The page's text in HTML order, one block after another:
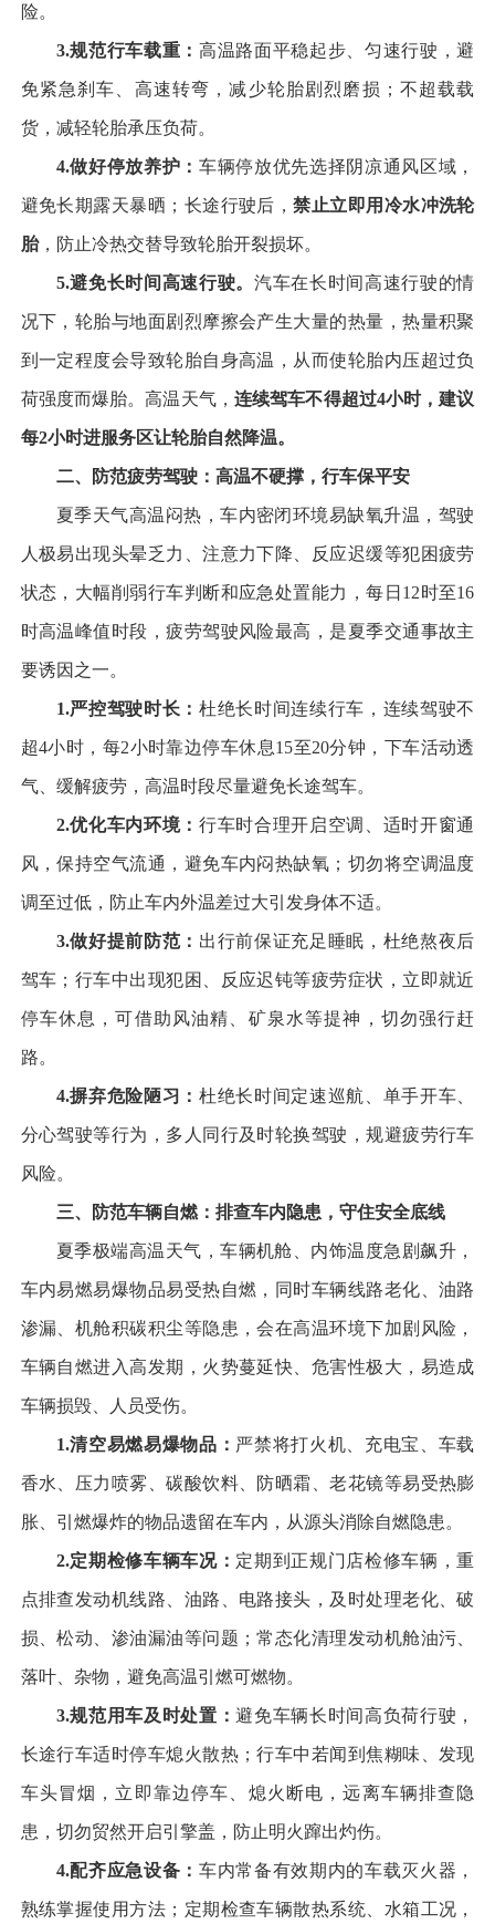
险。
3.规范行车载重： 高温路面平稳起步、匀速行驶，避
免紧急刹车、高速转弯，减少轮胎剧烈磨损；不超载载
货，减轻轮胎承压负荷。
4.做好停放养护： 车辆停放优先选择阴凉通风区域，
避免长期露天暴晒；长途行驶后，禁止立即用冷水冲洗轮
胎，防止冷热交替导致轮胎开裂损坏。
5.避免长时间高速行驶。 汽车在长时间高速行驶的情
况下，轮胎与地面剧烈摩擦会产生大量的热量，热量积聚
到一定程度会导致轮胎自身高温，从而使轮胎内压超过负
荷强度而爆胎。高温天气， 连续驾车不得超过4小时，建议
每2小时进服务区让轮胎自然降温。
二、防范疲劳驾驶：高温不硬撑，行车保平安
夏季天气高温闷热，车内密闭环境易缺氧升温，驾驶
人极易出现头晕乏力、注意力下降、反应迟缓等犯困疲劳
状态，大幅削弱行车判断和应急处置能力，每日12时至16
时高温峰值时段，疲劳驾驶风险最高，是夏季交通事故主
要诱因之一。
1.严控驾驶时长： 杜绝长时间连续行车，连续驾驶不
超4小时，每2小时靠边停车休息15至20分钟，下车活动透
气、缓解疲劳，高温时段尽量避免长途驾车。
2.优化车内环境： 行车时合理开启空调、适时开窗通
风，保持空气流通，避免车内闷热缺氧；切勿将空调温度
调至过低，防止车内外温差过大引发身体不适。
3.做好提前防范： 出行前保证充足睡眠，杜绝熬夜后
驾车；行车中出现犯困、反应迟钝等疲劳症状，立即就近
停车休息，可借助风油精、矿泉水等提神，切勿强行赶
路。
4.摒弃危险陋习： 杜绝长时间定速巡航、单手开车、
分心驾驶等行为，多人同行及时轮换驾驶，规避疲劳行车
风险。
三、防范车辆自燃：排查车内隐患，守住安全底线
夏季极端高温天气，车辆机舱、内饰温度急剧飙升，
车内易燃易爆物品易受热自燃，同时车辆线路老化、油路
渗漏、机舱积碳积尘等隐患，会在高温环境下加剧风险，
车辆自燃进入高发期，火势蔓延快、危害性极大，易造成
车辆损毁、人员受伤。
1.清空易燃易爆物品： 严禁将打火机、充电宝、车载
香水、压力喷雾、碳酸饮料、防晒霜、老花镜等易受热膨
胀、引燃爆炸的物品遗留在车内，从源头消除自燃隐患。
2.定期检修车辆车况： 定期到正规门店检修车辆，重
点排查发动机线路、油路、电路接头，及时处理老化、破
损、松动、渗油漏油等问题；常态化清理发动机舱油污、
落叶、杂物，避免高温引燃可燃物。
3.规范用车及时处置：避免车辆长时间高负荷行驶，
长途行车适时停车熄火散热；行车中若闻到焦糊味、发现
车头冒烟，立即靠边停车、熄火断电，远离车辆排查隐
患，切勿贸然开启引擎盖，防止明火蹿出灼伤。
4.配齐应急设备： 车内常备有效期内的车载灭火器，
熟练掌握使用方法；定期检查车辆散热系统、水箱工况，